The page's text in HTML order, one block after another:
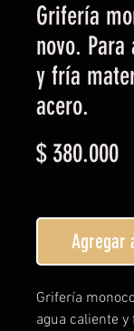
Grifería
novo.
y fría
acero.
$ 380.000
Agregar
Grifería
agua caliente